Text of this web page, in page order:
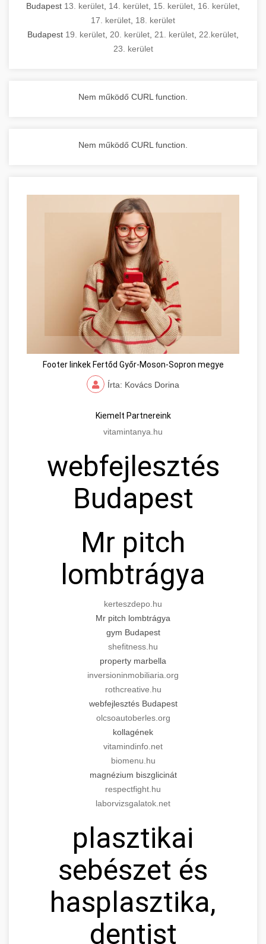
Budapest 13. kerület 14. kerület 15. kerület 16. kerület
17. kerület 18. kerület
Budapest 19. kerület 20. kerület 21. kerület 22.kerület
23. kerület
Nem működő CURL function.
Nem működő CURL function.
Footer linkek Fertőd Győr-Moson-Sopron megye
Írta: Kovács Dorina
Kiemelt Partnereink
vitamintanya.hu
webfejlesztés
Budapest
Mr pitch
lombtrágya
kerteszdepo.hu
Mr pitch lombtrágya
gym Budapest
shefitness.hu
property marbella
inversioninmobiliaria.org
rothcreative.hu
webfejlesztés Budapest
olcsoautoberles.org
kollagének
vitamindinfo.net
biomenu.hu
magnézium biszglicinát
respectfight.hu
laborvizsgalatok.net
plasztikai
sebészet és
hasplasztika,
dentist